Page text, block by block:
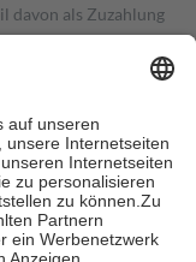
davon als Zuzahlung
in Höhe von zehn
als die tatsächlichen
Apotheken.
beträgt die
Euro je